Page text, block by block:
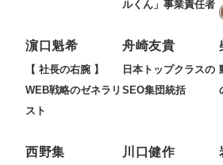
ルくん」事業責任者
濵口魁希
【 社長の右腕 】
WEB戦略のゼネラリ
スト
舟崎友貴
日本トップクラスの
SEO集団統括
西野集 川口健作